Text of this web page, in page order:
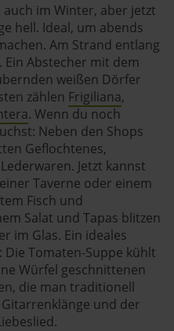
im Winter, aber jetzt
hell. Ideal, um abends
Am Strand entlang
Abstecher mit dem
weißen Dörfer
zählen Frigiliana,
. Wenn du noch
Neben den Shops
Geflochtenes,
Jetzt kannst
Taverne oder einem
Fisch und
Salat und Tapas blitzen
im Glas. Ein ideales
: Die Tomaten-Suppe kühlt
Würfel geschnittenen
die man traditionell
und der